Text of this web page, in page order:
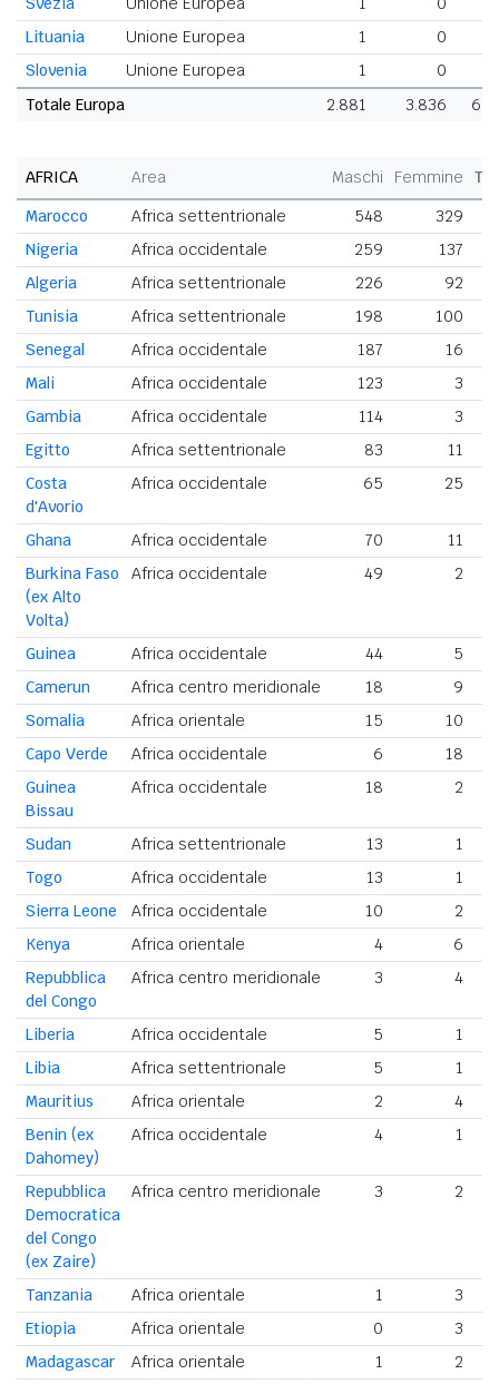
Lituania
Unione Europea 1
0
Slovenia
Unione Europea 1
0
Totale Europa
2.881 3.836
AFRICA Area Maschi Femmine
Marocco
Africa settentrionale 548
329
Nigeria
Africa occidentale 259 137
Algeria
Africa settentrionale 226 92
Tunisia
Africa settentrionale 198 100
Senegal
Africa occidentale 187 16
Mali
Africa occidentale 123 3
Gambia
Africa occidentale 114
3
Egitto
Africa settentrionale 83
11
Costa
d'Avorio
Africa occidentale 65 25
Ghana Africa occidentale 70
11
Burkina Faso
(ex Alto
Volta)
Africa occidentale 49 2
Guinea Africa occidentale 44
5
Camerun
Africa centro meridionale 18
9
Somalia
Africa orientale 15
10
Capo Verde
Africa occidentale 6
18
Guinea
Bissau
Africa occidentale 18 2
Sudan Africa settentrionale 13
1
Togo
Africa occidentale 13
1
Sierra Leone
Africa occidentale 10
2
Kenya
Africa orientale 4
6
Repubblica
del Congo
Africa centro meridionale 3 4
Liberia Africa occidentale 5
1
Libia
Africa settentrionale 5
1
Mauritius
Africa orientale 2
4
Benin (ex
Dahomey)
Africa occidentale 4 1
Repubblica
Democratica
del Congo
(ex Zaire)
Africa centro meridionale 3 2
Tanzania Africa orientale 1
3
Etiopia
Africa orientale 0
3
Madagascar
Africa orientale 1
2